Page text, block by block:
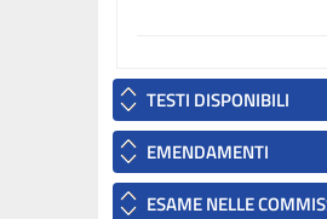
TESTI DISPONIBILI
EMENDAMENTI
ESAME NELLE